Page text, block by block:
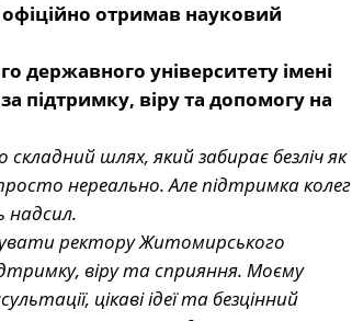
офіційно отримав науковий
державного університету імені
підтримку, віру та допомогу на
шлях, який забирає безліч як
нереально. Але підтримка колег
надсил.
ректору Житомирського
віру та сприяння. Моєму
цікаві ідеї та безцінний